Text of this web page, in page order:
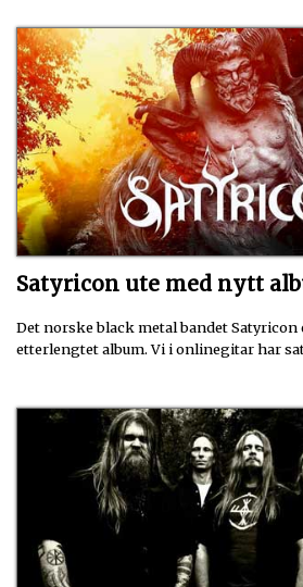
Satyricon ute med nytt
Det norske black metal bandet Satyricon
etterlengtet album. Vi i onlinegitar har